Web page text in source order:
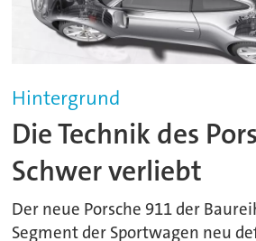
Hintergrund
Die Technik des
Schwer verliebt
Der neue Porsche 911 der
Segment der Sportwagen neu